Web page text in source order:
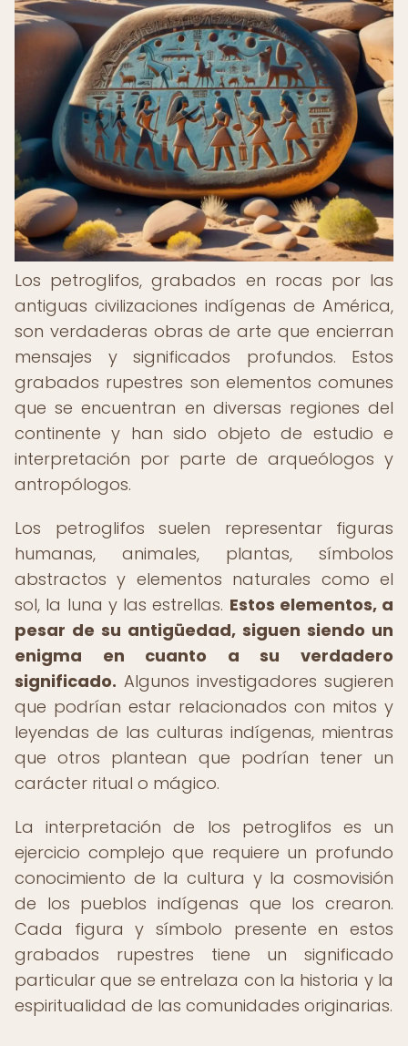
Los petroglifos, grabados en rocas por las
antiguas civilizaciones indígenas de América,
son verdaderas obras de arte que encierran
mensajes y significados profundos. Estos
grabados rupestres son elementos comunes
que se encuentran en diversas regiones del
continente y han sido objeto de estudio e
interpretación por parte de arqueólogos y
antropólogos.
Los petroglifos suelen representar figuras
humanas, animales, plantas, símbolos
abstractos y elementos naturales como el
sol, la luna y las estrellas. Estos elementos, a
pesar de su antigüedad, siguen siendo un
enigma en cuanto a su verdadero
significado. Algunos investigadores sugieren
que podrían estar relacionados con mitos y
leyendas de las culturas indígenas, mientras
que otros plantean que podrían tener un
carácter ritual o mágico.
La interpretación de los petroglifos es un
ejercicio complejo que requiere un profundo
conocimiento de la cultura y la cosmovisión
de los pueblos indígenas que los crearon.
Cada figura y símbolo presente en estos
grabados rupestres tiene un significado
particular que se entrelaza con la historia y la
espiritualidad de las comunidades originarias.